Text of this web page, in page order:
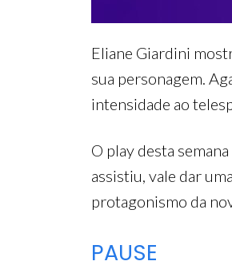
Eliane Giardini
sua personagem.
intensidade ao
O play desta
assistiu, vale dar
protagonismo da
PAUSE